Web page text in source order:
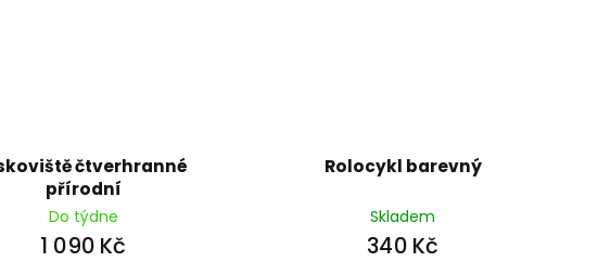
čtverhranné
přírodní
Do týdne
1 090 Kč
Rolocykl barevný
Skladem
340 Kč